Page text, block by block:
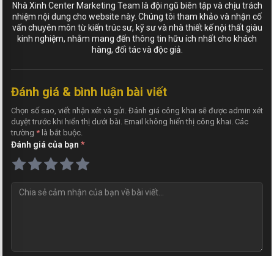
Nhà Xinh Center Marketing Team là đội ngũ biên tập và chịu trách
nhiệm nội dung cho website này. Chúng tôi tham khảo và nhận cố
vấn chuyên môn từ kiến trúc sư, kỹ sư và nhà thiết kế nội thất giàu
kinh nghiệm, nhằm mang đến thông tin hữu ích nhất cho khách
hàng, đối tác và độc giả.
Đánh giá & bình luận bài viết
Chọn số sao, viết nhận xét và gửi. Đánh giá công khai sẽ được admin xét
duyệt trước khi hiển thị dưới bài. Email không hiển thị công khai. Các
trường * là bắt buộc.
Đánh giá của bạn *